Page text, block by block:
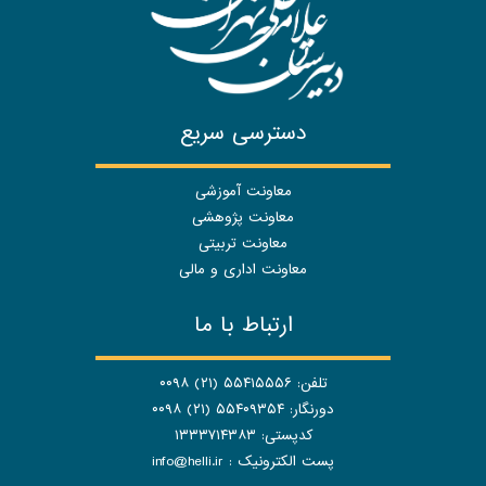
دسترسی سریع
معاونت آموزشی
معاونت پژوهشی
معاونت تربیتی
معاونت اداری و مالی
ارتباط با ما
تلفن: ۵۵۴۱۵۵۵۶ (۲۱) ۰۰۹۸
دورنگار: ۵۵۴۰۹۳۵۴ (۲۱) ۰۰۹۸
کدپستی: ۱۳۳۳۷۱۴۳۸۳
پست الکترونیک : info@helli.ir